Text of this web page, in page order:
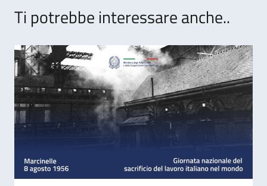
Ti potrebbe interessare anche..